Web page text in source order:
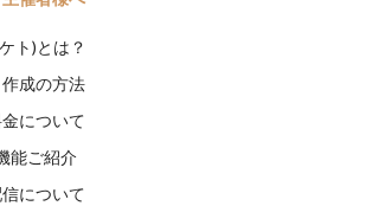
ト)とは？
成の方法
について
能ご紹介
について